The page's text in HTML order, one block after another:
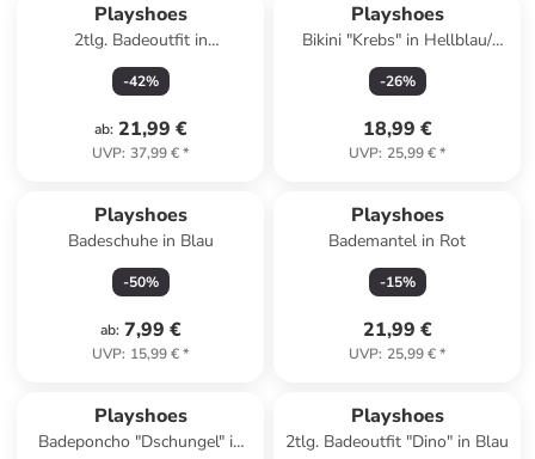
Playshoes
2tlg. Badeoutfit in
Dunkelblau/ Orange
-42%
ab: 21,99 €
UVP: 37,99 €*
Playshoes
Bikini "Krebs" in Hellblau/
Rosa
-26%
18,99 €
UVP: 25,99 €*
Playshoes
Badeschuhe in Blau
-50%
ab: 7,99 €
UVP: 15,99 €*
Playshoes
Bademantel in Rot
-15%
21,99 €
UVP: 25,99 €*
Playshoes
Badeponcho "Dschungel" in
Playshoes
2tlg. Badeoutfit "Dino" in Blau